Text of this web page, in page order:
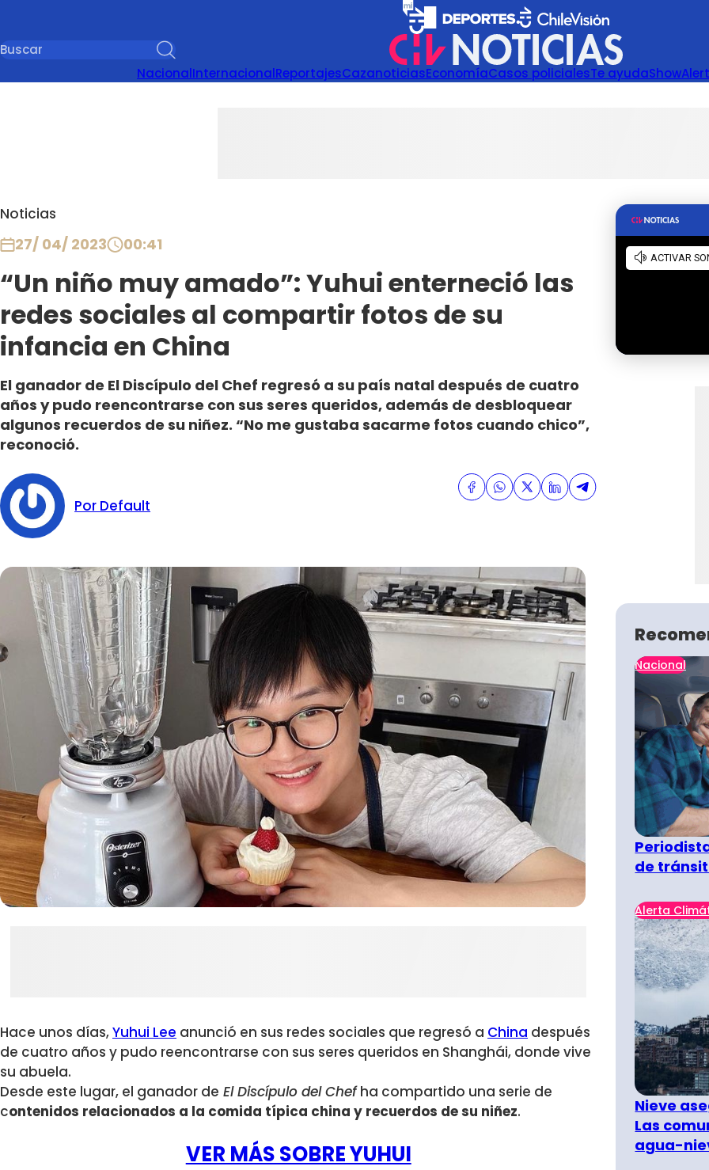
NacionalInternacionalReportajesCazanoticiasEconomíaCasos policialesTe ayudaShow
Noticias
27/ 04/ 2023 00:41
“Un niño muy amado”: Yuhui enterneció las
redes sociales al compartir fotos de su
infancia en China
El ganador de El Discípulo del Chef regresó a su país natal después de cuatro
años y pudo reencontrarse con sus seres queridos, además de desbloquear
algunos recuerdos de su niñez. “No me gustaba sacarme fotos cuando chico”,
reconoció.
Por Default
Hace unos días,Yuhui Lee anunció en sus redes sociales que regresó a China después
de cuatro años y pudo reencontrarse con sus seres queridos en Shanghái, donde vive
su abuela.
Desde este lugar, el ganador de El Discípulo del Chefha compartido una serie de
contenidos relacionados a la comida típica china y recuerdos de su niñez.
VER MÁS SOBRE YUHUI
Nacional
de
Alerta
Nieve
Las
agua-